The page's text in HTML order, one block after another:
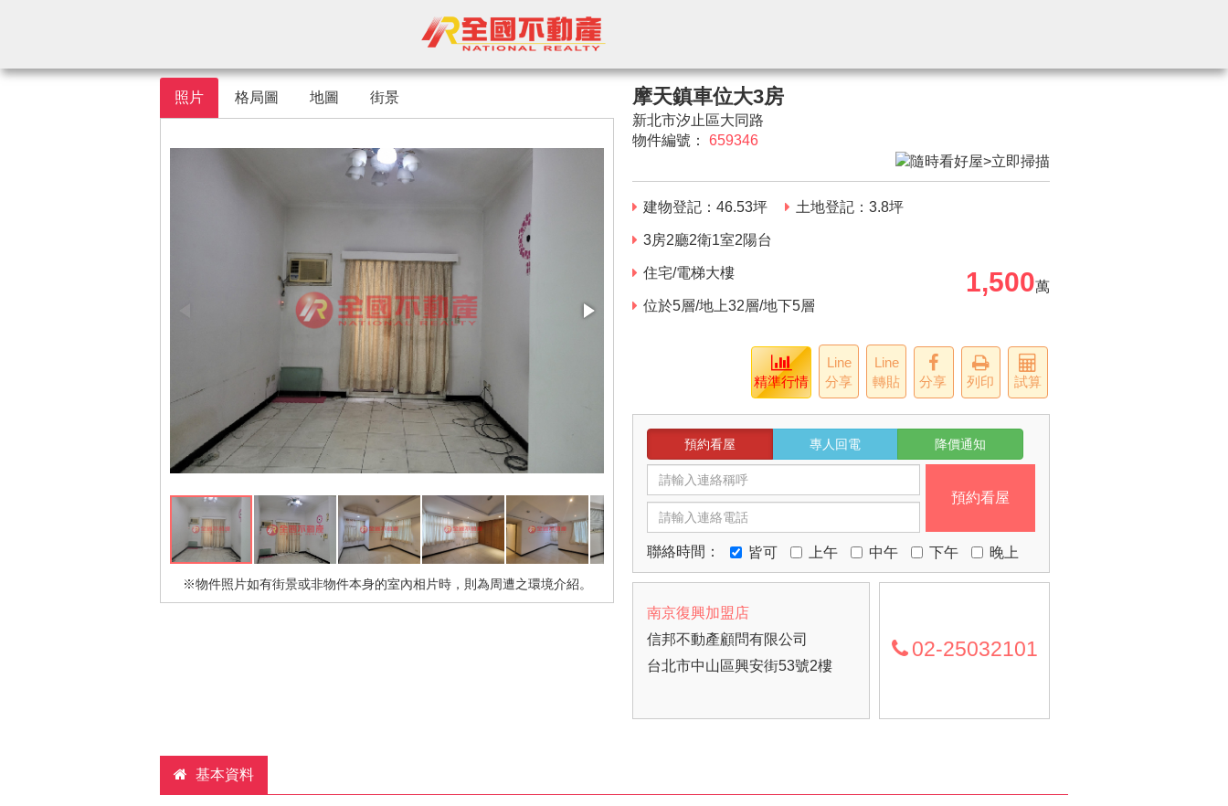
照片 格局圖 地圖 街景
※物件照片如有街景或非物件本身的室內相片時，則為周遭之環境介紹。
摩天鎮車位大3房
新北市汐止區大同路
物件編號： 659346
建物登記： 46.53坪 土地登記： 3.8坪
3房2廳2衛1室2陽台
住宅/電梯大樓
位於5層/地上32層/地下5層
1,500萬
精準行情
Line
分享
Line
轉貼
分享 列印 試算
預約看屋 專人回電 降價通知
預約看屋
聯絡時間： 皆可 上午 中午 下午 晚上
南京復興加盟店
信邦不動產顧問有限公司
台北市中山區興安街53號2樓
02-25032101
基本資料